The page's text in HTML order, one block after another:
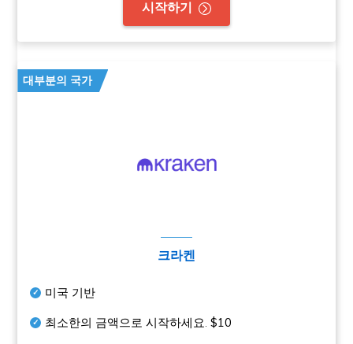
시작하기
대부분의 국가
크라켄
미국 기반
최소한의 금액으로 시작하세요.$10